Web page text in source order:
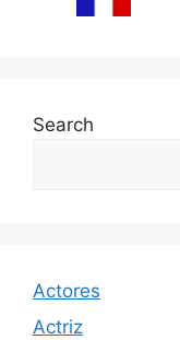
Search
Actores
Actriz